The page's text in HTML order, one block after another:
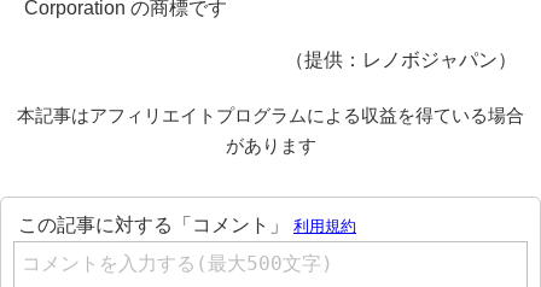
Corporation の商標です
（提供：レノボジャパン）
本記事はアフィリエイトプログラムによる収益を得ている場合
があります